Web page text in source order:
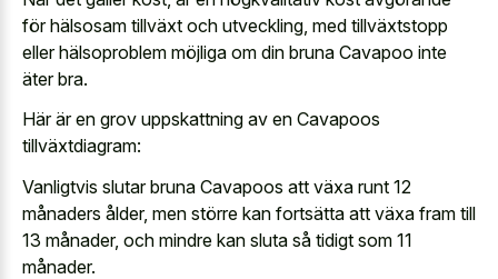
för hälsosam tillväxt och utveckling, med tillväxtstopp
eller hälsoproblem möjliga om din bruna Cavapoo inte
äter bra.
Här är en grov uppskattning av en Cavapoos
tillväxtdiagram:
Vanligtvis slutar bruna Cavapoos att växa runt 12
månaders ålder, men större kan fortsätta att växa fram till
13 månader, och mindre kan sluta så tidigt som 11
månader.